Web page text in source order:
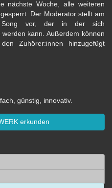
nächste Woche, alle weiteren
Der Moderator stellt am
Song vor, der in der sich
kann. Außerdem können
Zuhörer:innen hinzugefügt
günstig, innovativ.
erkunden